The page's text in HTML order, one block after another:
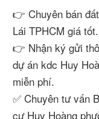
👉 Chuyên bán
Lái TPHCM giá tốt.
👉 Nhận ký gửi
dự án kdc Huy
miễn phí.
✅ Chuyên tư vấn
cư Huy Hoàng